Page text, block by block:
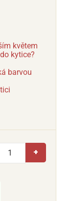
květem
kytice?
barvou
+